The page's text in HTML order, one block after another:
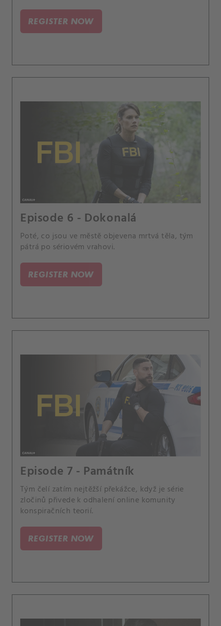
REGISTER NOW
Episode 6 - Dokonalá
Poté, co jsou ve městě objevena mrtvá těla, tým
pátrá po sériovém vrahovi.
REGISTER NOW
Episode 7 - Památník
Tým čelí zatím nejtěžší překážce, když je série
zločinů přivede k odhalení online komunity
konspiračních teorií.
REGISTER NOW